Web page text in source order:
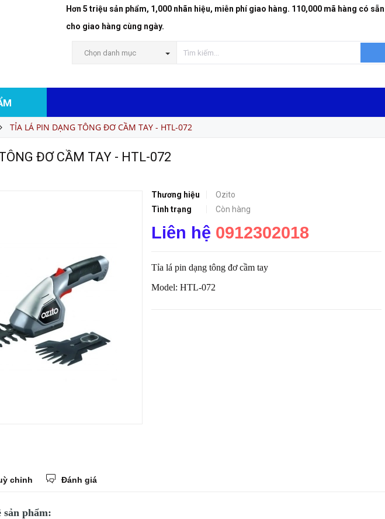
Hơn 5 triệu sản phẩm, 1,000 nhãn hiệu, miễn phí giao hàng. 110,000 mã hàng có sẵn
cho giao hàng cùng ngày.
Chọn danh mục
TỈA LÁ PIN DẠNG TÔNG ĐƠ CẦM TAY - HTL-072
ĐƠ CẦM TAY - HTL-072
Thương hiệu
Ozito
Tình trạng
Còn hàng
Liên hệ 0912302018
Tỉa lá pin dạng tông đơ cầm tay
Model: HTL-072
ĐƠ CẦM TAY - HTL-072
chỉnh Đánh giá
phẩm: